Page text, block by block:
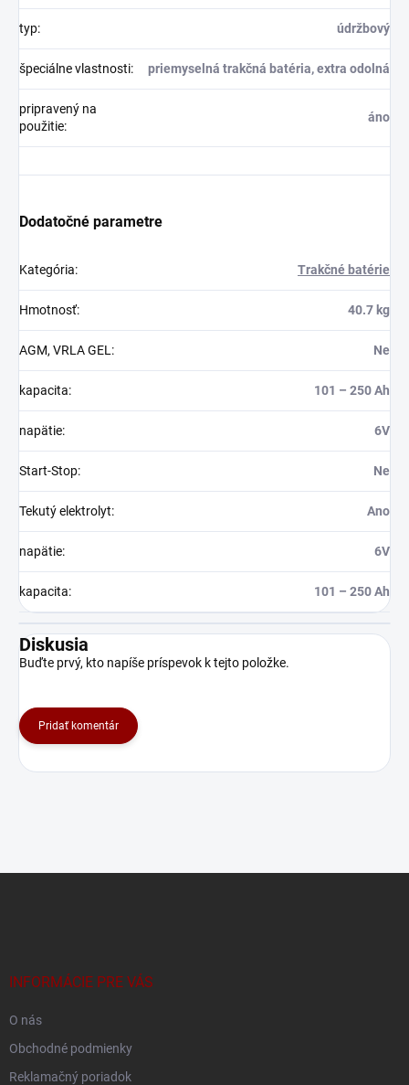
typ: údržbový
špeciálne vlastnosti: priemyselná trakčná batéria, extra odolná
pripravený na
použitie:
áno
Dodatočné parametre
Kategória: Trakčné batérie
Hmotnosť: 40.7 kg
AGM, VRLA GEL : Ne
kapacita: 101 – 250 Ah
napätie: 6V
Start-Stop: Ne
Tekutý elektrolyt: Ano
napätie: 6V
kapacita: 101 – 250 Ah
Diskusia
Buďte prvý, kto napíše príspevok k tejto položke.
Pridať komentár
INFORMÁCIE PRE VÁS
O nás
Obchodné podmienky
Reklamačný poriadok